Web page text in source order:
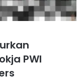
PWI